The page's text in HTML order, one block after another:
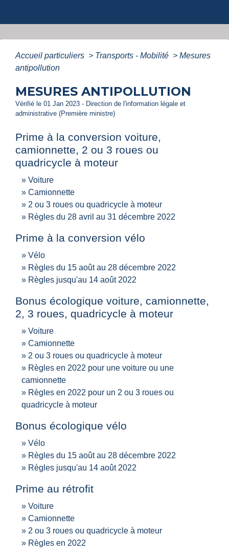
Accueil particuliers > Transports - Mobilité > Mesures
antipollution
MESURES ANTIPOLLUTION
Vérifié le 01 Jan 2023 - Direction de l'information légale et
administrative (Première ministre)
Prime à la conversion voiture,
camionnette, 2 ou 3 roues ou
quadricycle à moteur
Voiture
Camionnette
2 ou 3 roues ou quadricycle à moteur
Règles du 28 avril au 31 décembre 2022
Prime à la conversion vélo
Vélo
Règles du 15 août au 28 décembre 2022
Règles jusqu'au 14 août 2022
Bonus écologique voiture, camionnette,
2, 3 roues, quadricycle à moteur
Voiture
Camionnette
2 ou 3 roues ou quadricycle à moteur
Règles en 2022 pour une voiture ou une
camionnette
Règles en 2022 pour un 2 ou 3 roues ou
quadricycle à moteur
Bonus écologique vélo
Vélo
Règles du 15 août au 28 décembre 2022
Règles jusqu'au 14 août 2022
Prime au rétrofit
Voiture
Camionnette
2 ou 3 roues ou quadricycle à moteur
Règles en 2022